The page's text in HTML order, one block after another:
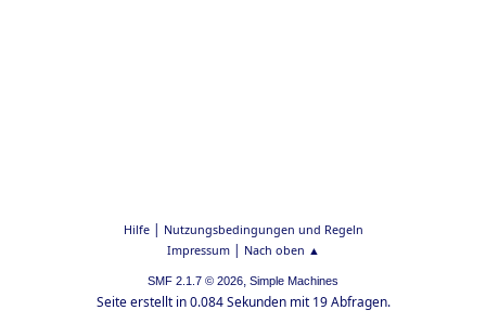
Hilfe| Nutzungsbedingungen und Regeln
Impressum| Nach oben ▲
SMF 2.1.7 © 2026, Simple Machines
Seite erstellt in 0.084 Sekunden mit 19 Abfragen.